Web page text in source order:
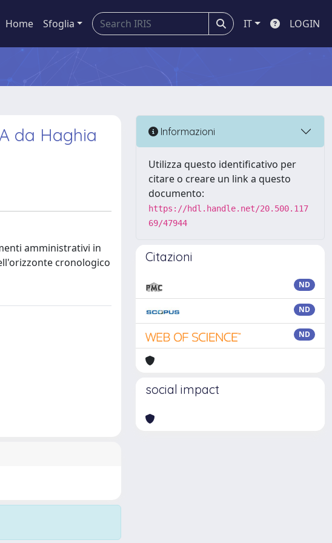
Home Sfoglia IT LOGIN
da Haghia
amministrativi in
cronologico
Informazioni
Utilizza questo identificativo per
citare o creare un link a questo
documento:
https://hdl.handle.net/20.500.117
69/47944
Citazioni
ND
ND
ND
social impact